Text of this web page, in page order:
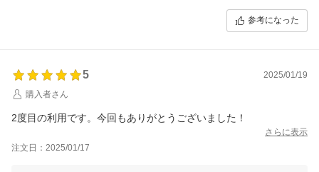
参考になった
5
2025/01/19
購入者さん
2度目の利用です。今回もありがとうございました！
さらに表示
注文日：2025/01/17